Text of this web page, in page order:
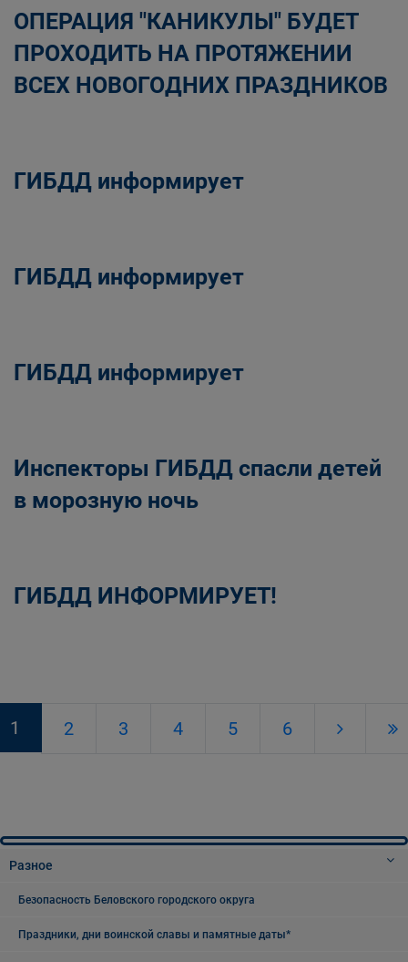
ОПЕРАЦИЯ "КАНИКУЛЫ" БУДЕТ
ПРОХОДИТЬ НА ПРОТЯЖЕНИИ
ВСЕХ НОВОГОДНИХ ПРАЗДНИКОВ
ГИБДД информирует
ГИБДД информирует
ГИБДД информирует
Инспекторы ГИБДД спасли детей
в морозную ночь
ГИБДД ИНФОРМИРУЕТ!
1 2 3 4 5 6
Разное
Безопасность Беловского городского округа
Праздники, дни воинской славы и памятные даты*